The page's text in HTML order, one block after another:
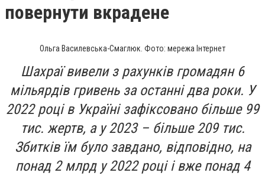
повернути вкрадене
Ольга Василевська-Смаглюк. Фото: мережа Інтернет
Шахраї вивели з рахунків громадян 6
мільярдів гривень за останні два роки. У
2022 році в Україні зафіксовано більше 99
тис. жертв, а у 2023 – більше 209 тис.
Збитків їм було завдано, відповідно, на
понад 2 млрд у 2022 році і вже понад 4